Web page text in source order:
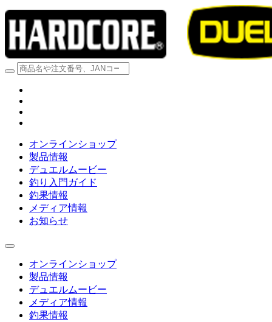
オンラインショップ
製品情報
デュエルムービー
釣り入門ガイド
釣果情報
メディア情報
お知らせ
オンラインショップ
製品情報
デュエルムービー
メディア情報
釣果情報